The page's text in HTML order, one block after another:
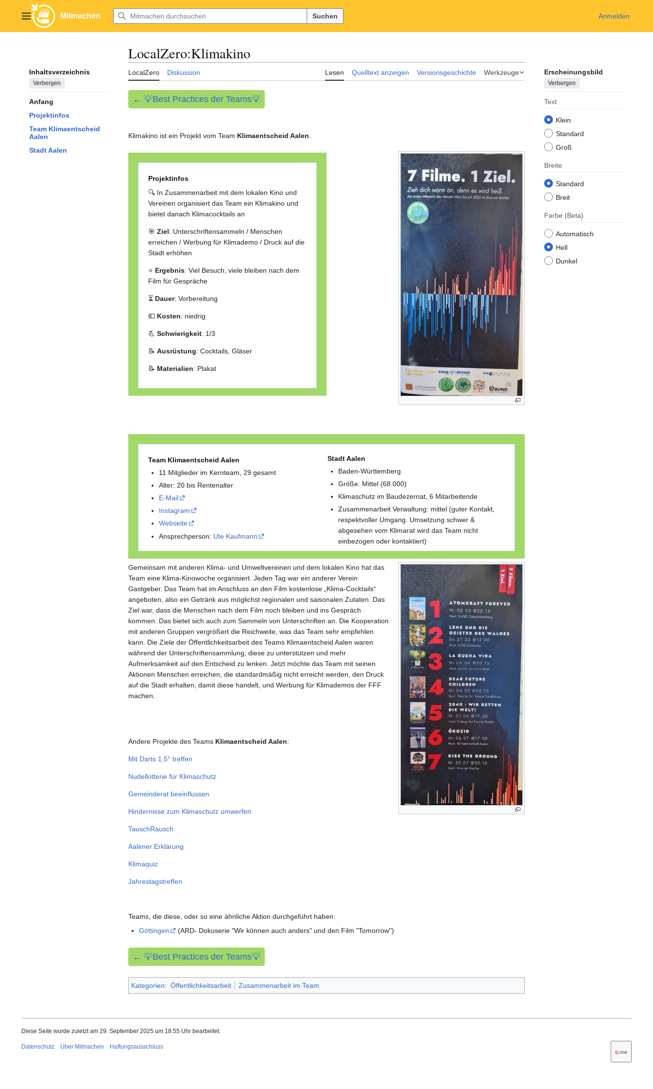
springenHauptmenüMitmachen Suchen Anmelden
Inhaltsverzeichnis
Verbergen
Anfang
Projektinfos
Team Klimaentscheid
Aalen
Stadt Aalen
LocalZero:Klimakino
LocalZero Diskussion Lesen Quelltext anzeigen Versionsgeschichte Werkzeuge Erscheinungsbild
Verbergen
Text
Klein
Standard
Groß
Breite
Standard
Breit
Farbe (Beta)
Automatisch
Hell
Dunkel
← 💡Best Practices der Teams💡
Klimakino ist ein Projekt vom Team Klimaentscheid Aalen
Projektinfos
🔍 In Zusammenarbeit mit dem lokalen Kino und
Vereinen organisiert das Team ein Klimakino und
bietet danach Klimacocktails an
🎯 Ziel: Unterschriftensammeln / Menschen
erreichen / Werbung für Klimademo / Druck auf die
Stadt erhöhen
⭐ Ergebnis: Viel Besuch, viele bleiben nach dem
Film für Gespräche
⏳ Dauer: Vorbereitung
💶 Kosten: niedrig
💪 Schwierigkeit: 1/3
📝 Ausrüstung: Cocktails, Gläser
📝 Materialien: Plakat
Team Klimaentscheid Aalen
11 Mitglieder im Kernteam, 29 gesamt
Alter: 20 bis Rentenalter
E-Mail
Instagram
Webseite
Ansprechperson: Ute Kaufmann
Stadt Aalen
Baden-Württemberg
Größe: Mittel (68.000)
Klimaschutz im Baudezernat, 6 Mitarbeitende
Zusammenarbeit Verwaltung: mittel (guter Kontakt,
respektvoller Umgang. Umsetzung schwer &
abgesehen vom Klimarat wird das Team nicht
einbezogen oder kontaktiert)
Gemeinsam mit anderen Klima- und Umweltvereinen und dem lokalen Kino hat das
Team eine Klima-Kinowoche organisiert. Jeden Tag war ein anderer Verein
Gastgeber. Das Team hat im Anschluss an den Film kostenlose „Klima-Cocktails“
angeboten, also ein Getränk aus möglichst regionalen und saisonalen Zutaten. Das
Ziel war, dass die Menschen nach dem Film noch bleiben und ins Gespräch
kommen. Das bietet sich auch zum Sammeln von Unterschriften an. Die Kooperation
mit anderen Gruppen vergrößert die Reichweite, was das Team sehr empfehlen
kann. Die Ziele der Öffentlichkeitsarbeit des Teams Klimaentscheid Aalen waren
während der Unterschriftensammlung, diese zu unterstützen und mehr
Aufmerksamkeit auf den Entscheid zu lenken. Jetzt möchte das Team mit seinen
Aktionen Menschen erreichen, die standardmäßig nicht erreicht werden, den Druck
auf die Stadt erhalten, damit diese handelt, und Werbung für Klimademos der FFF
machen.
Andere Projekte des Teams Klimaentscheid Aalen:
Mit Darts 1,5° treffen
Nudellotterie für Klimaschutz
Gemeinderat beeinflussen
Hindernisse zum Klimaschutz umwerfen
TauschRausch
Aalener Erklärung
Klimaquiz
Jahrestagstreffen
Teams, die diese, oder so eine ähnliche Aktion durchgeführt haben:
Göttingen
(ARD- Dokuserie "Wir können auch anders" und den Film "Tomorrow")
← 💡Best Practices der Teams💡
Kategorien: Öffentlichkeitsarbeit Zusammenarbeit im Team
Diese Seite wurde zuletzt am 29. September 2025 um 18:55 Uhr bearbeitet.
Datenschutz Über Mitmachen Haftungsausschluss